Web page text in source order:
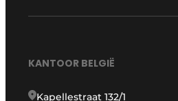
KANTOOR BELGIË
Kapellestraat 132/1